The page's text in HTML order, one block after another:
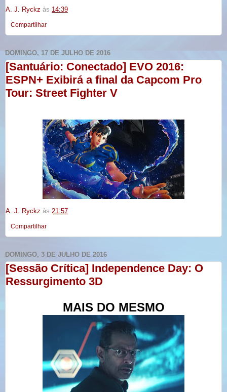
A. J. Ryckz às 14:39
Compartilhar
DOMINGO, 17 DE JULHO DE 2016
[Santuário: Conectado] EVO 2016:
ESPN+ Exibirá a final da Capcom Pro
Tour: Street Fighter V
A. J. Ryckz às 21:57
Compartilhar
DOMINGO, 3 DE JULHO DE 2016
[Sessão Crítica] Independence Day: O
Ressurgimento 3D
MAIS DO MESMO